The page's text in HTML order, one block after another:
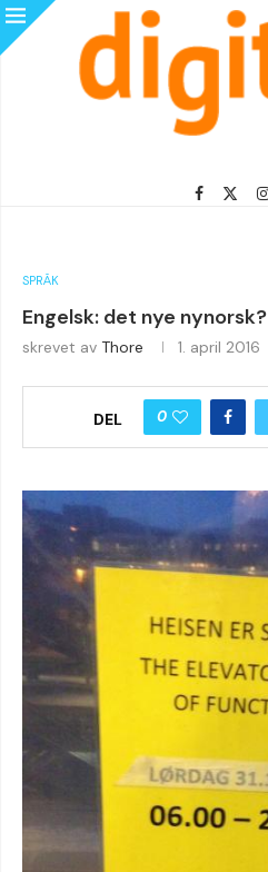
SPRÅK
Engelsk: det nye nynorsk?
skrevet av Thore 1. april 2016
DEL 0